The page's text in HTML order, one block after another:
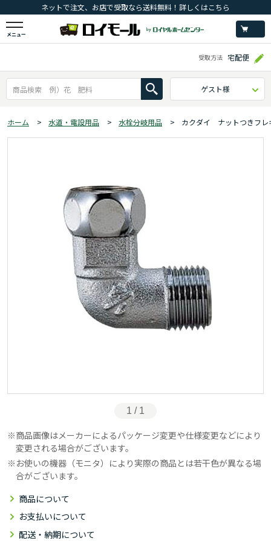
ネットで注文、お店で受取なら送料無料！詳しくはこちら
メニュー
受取方法 宅配便
ゲスト様
ホーム > 水道・電設用品 > 水栓分岐用品 > カクダイ ナットつきフ
1 / 1
商品画像はメーカーによるパッケージ変更や仕様変更などにより
変更される場合がございます。
お使いの機器（モニタ）により実際の商品とは若干色が異なる場
合がございます。
商品について
お支払いについて
配送・納期について